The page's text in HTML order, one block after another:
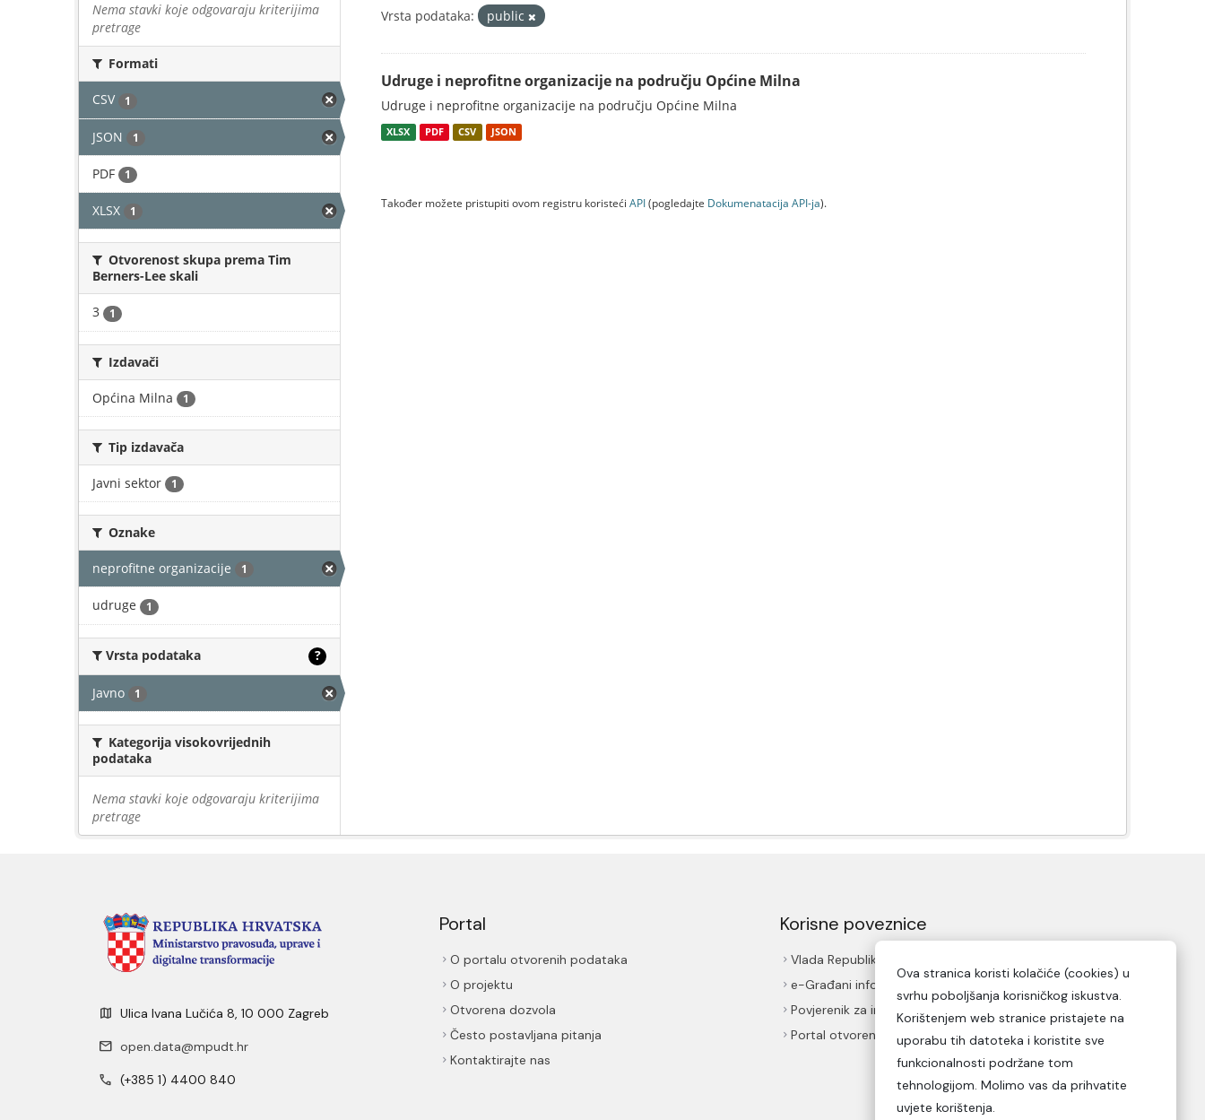
Nema stavki koje odgovaraju kriterijima
pretrage
Formati
CSV 1
JSON 1
PDF 1
XLSX 1
Otvorenost skupa prema Tim
Berners-Lee skali
3 1
Izdavači
Općina Milna 1
Tip izdavača
Javni sektor 1
Oznake
neprofitne organizacije 1
udruge 1
Vrsta podataka ?
Javno 1
Kategorija visokovrijednih
podataka
Nema stavki koje odgovaraju kriterijima
pretrage
Vrsta podataka:
public
Udruge i neprofitne organizacije na području Općine Milna
Udruge i neprofitne organizacije na području Općine Milna
XLSX PDF CSV JSON
Također možete pristupiti ovom registru koristeći API(pogledajte Dokumenаtаcijа API-jа).